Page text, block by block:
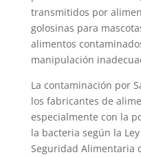
transmitidos por
golosinas para
alimentos
manipulación
La contaminación por
los fabricantes de
especialmente con la
la bacteria según la
Seguridad Alimentaria